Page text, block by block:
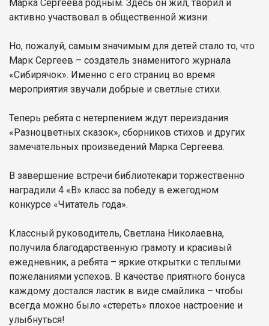
Марка Сергеева родным. Здесь он жил, творил и
активно участвовал в общественной жизни.
Но, пожалуй, самым значимым для детей стало то, что
Марк Сергеев – создатель знаменитого журнала
«Сибирячок». Именно с его страниц во время
мероприятия звучали добрые и светлые стихи.
Теперь ребята с нетерпением ждут переиздания
«Разноцветных сказок», сборников стихов и других
замечательных произведений Марка Сергеева.
В завершение встречи библиотекари торжественно
наградили 4 «В» класс за победу в ежегодном
конкурсе «Читатель года».
Классный руководитель, Светлана Николаевна,
получила благодарственную грамоту и красивый
ежедневник, а ребята – яркие открытки с теплыми
пожеланиями успехов. В качестве приятного бонуса
каждому достался ластик в виде смайлика – чтобы
всегда можно было «стереть» плохое настроение и
улыбнуться!